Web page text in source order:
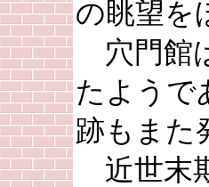
の眺望を
穴門館
たようで
跡もまた
近世末